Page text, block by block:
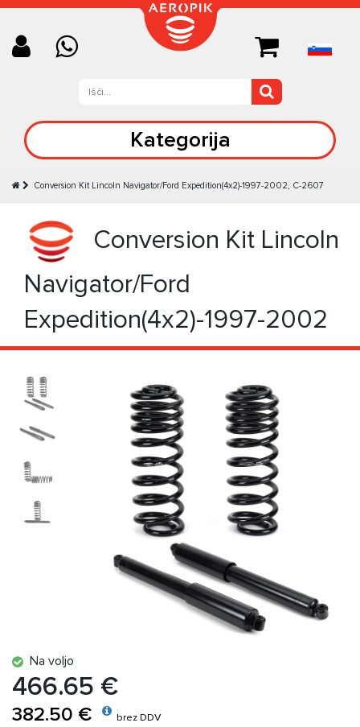
Kategorija
Conversion Kit Lincoln Navigator/Ford Expedition(4x2)-1997-2002, C-2607
Conversion Kit Lincoln
Navigator/Ford
Expedition(4x2)-1997-2002
Na voljo
466.65 €
382.50 € brez DDV